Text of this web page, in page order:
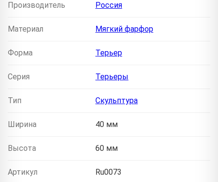
Производитель Россия
Материал Мягкий фарфор
Форма Терьер
Серия Терьеры
Тип Скульптура
Ширина 40 мм
Высота 60 мм
Артикул Ru0073